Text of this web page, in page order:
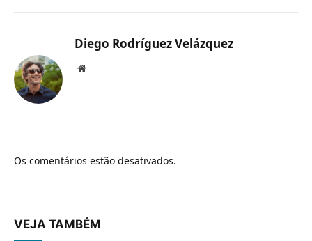
Diego Rodríguez Velázquez
Website
Os comentários estão desativados.
VEJA TAMBÉM